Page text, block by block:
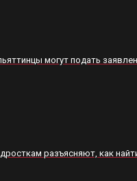
могут подать
разъясняют, как